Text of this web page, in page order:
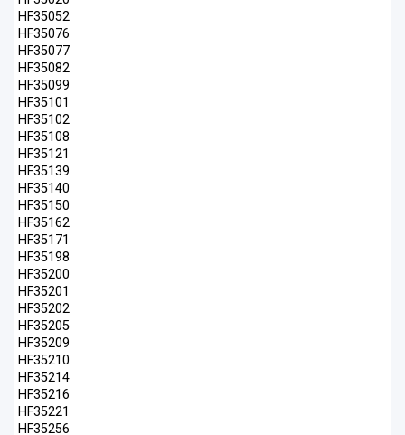
HF35052
HF35076
HF35077
HF35082
HF35099
HF35101
HF35102
HF35108
HF35121
HF35139
HF35140
HF35150
HF35162
HF35171
HF35198
HF35200
HF35201
HF35202
HF35205
HF35209
HF35210
HF35214
HF35216
HF35221
HF35256